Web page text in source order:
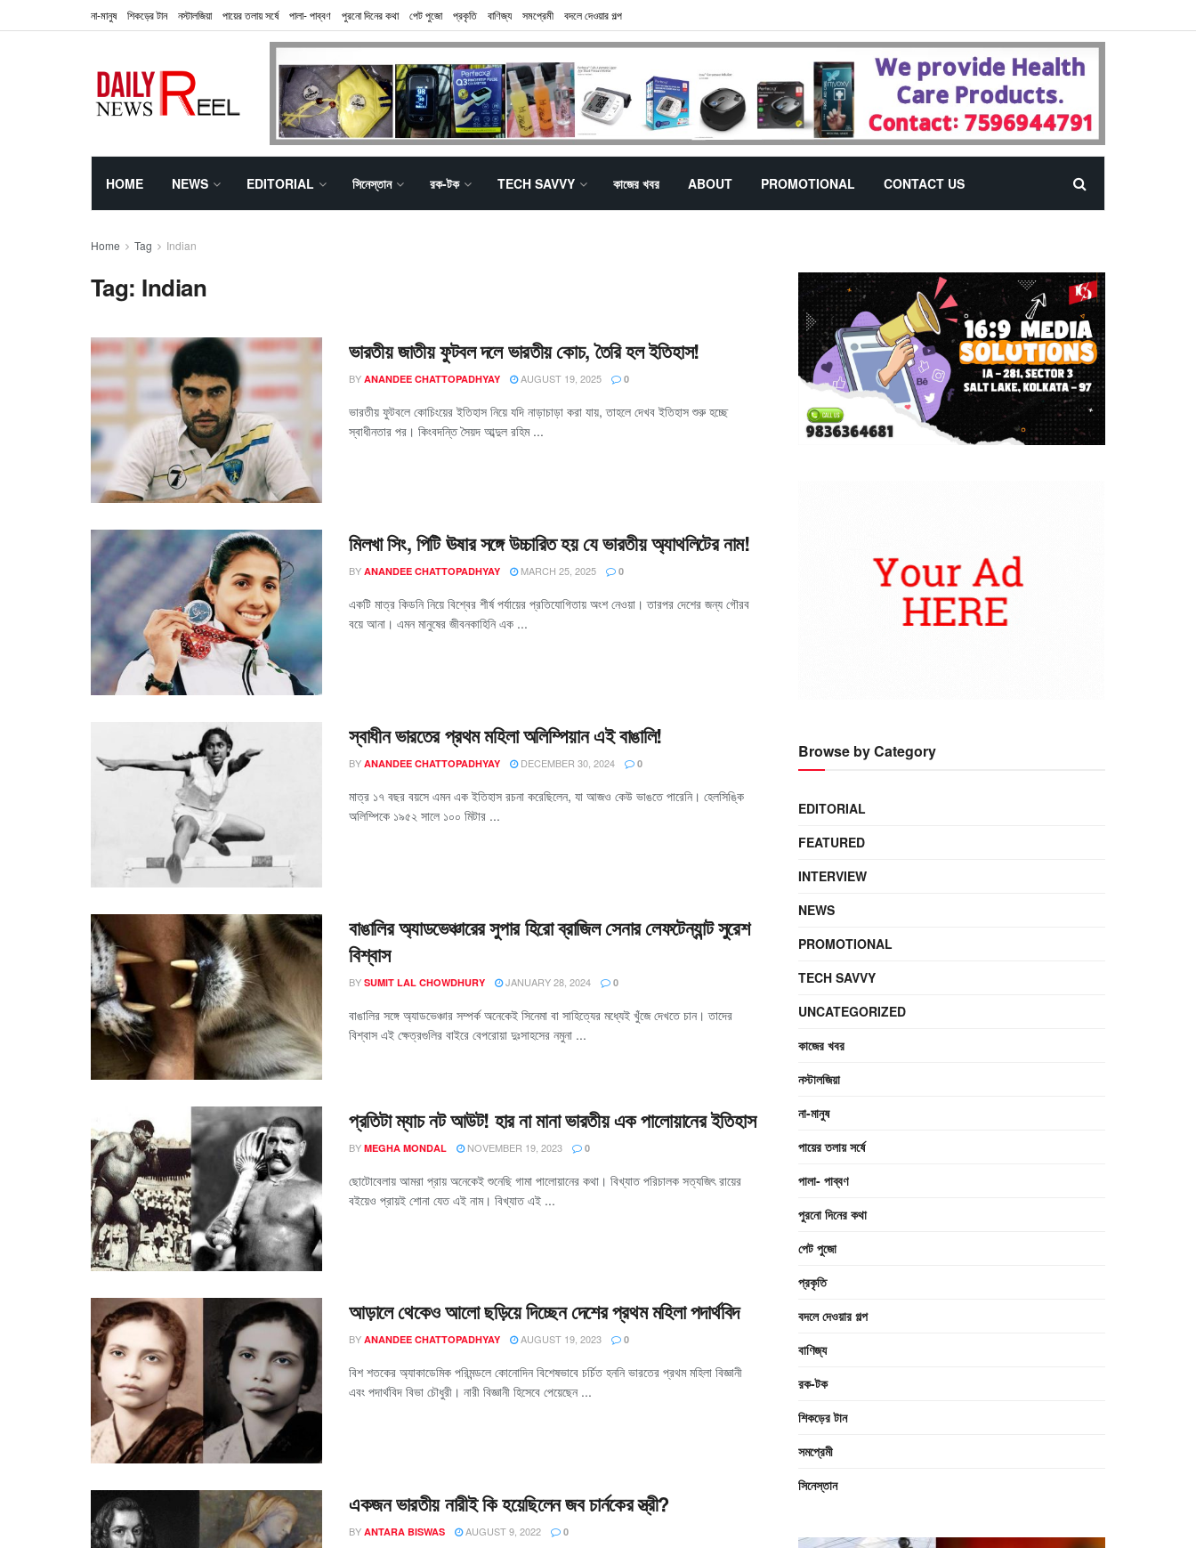
না-মানুষ শিকড়ের টান নস্টালজিয়া পায়ের তলায় সর্ষে পালা- পাব্বণ পুরনো দিনের কথা পেট পুজো প্রকৃতি বাণিজ্য সমপ্রেমী বদলে দেওয়ার গল্প
HOME NEWS EDITORIAL সিনেস্তান রক-টক TECH SAVVY কাজের খবর ABOUT PROMOTIONAL CONTACT US
Home Tag Indian
Tag: Indian
ভারতীয় জাতীয় ফুটবল দলে ভারতীয় কোচ, তৈরি হল ইতিহাস!
BY ANANDEE CHATTOPADHYAY AUGUST 19, 2025 0
ভারতীয় ফুটবলে কোচিংয়ের ইতিহাস নিয়ে যদি নাড়াচাড়া করা যায়, তাহলে দেখব ইতিহাস শুরু হচ্ছে
স্বাধীনতার পর। কিংবদন্তি সৈয়দ আব্দুল রহিম ...
মিলখা সিং, পিটি ঊষার সঙ্গে উচ্চারিত হয় যে ভারতীয় অ্যাথলিটের নাম!
BY ANANDEE CHATTOPADHYAY MARCH 25, 2025 0
একটি মাত্র কিডনি নিয়ে বিশ্বের শীর্ষ পর্যায়ের প্রতিযোগিতায় অংশ নেওয়া। তারপর দেশের জন্য গৌরব
বয়ে আনা। এমন মানুষের জীবনকাহিনি এক ...
স্বাধীন ভারতের প্রথম মহিলা অলিম্পিয়ান এই বাঙালি!
BY ANANDEE CHATTOPADHYAY DECEMBER 30, 2024 0
মাত্র ১৭ বছর বয়সে এমন এক ইতিহাস রচনা করেছিলেন, যা আজও কেউ ভাঙতে পারেনি। হেলসিঙ্কি
অলিম্পিকে ১৯৫২ সালে ১০০ মিটার ...
বাঙালির অ্যাডভেঞ্চারের সুপার হিরো ব্রাজিল সেনার লেফটেন্যান্ট সুরেশ
বিশ্বাস
BY SUMIT LAL CHOWDHURY JANUARY 28, 2024 0
বাঙালির সঙ্গে অ্যাডভেঞ্চার সম্পর্ক অনেকেই সিনেমা বা সাহিত্যের মধ্যেই খুঁজে দেখতে চান। তাদের
বিশ্বাস এই ক্ষেত্রগুলির বাইরে বেপরোয়া দুঃসাহসের নমুনা ...
প্রতিটা ম্যাচ নট আউট! হার না মানা ভারতীয় এক পালোয়ানের ইতিহাস
BY MEGHA MONDAL NOVEMBER 19, 2023 0
ছোটোবেলায় আমরা প্রায় অনেকেই শুনেছি গামা পালোয়ানের কথা। বিখ্যাত পরিচালক সত্যজিৎ রায়ের
বইয়েও প্রায়ই শোনা যেত এই নাম। বিখ্যাত এই ...
আড়ালে থেকেও আলো ছড়িয়ে দিচ্ছেন দেশের প্রথম মহিলা পদার্থবিদ
BY ANANDEE CHATTOPADHYAY AUGUST 19, 2023 0
বিশ শতকের অ্যাকাডেমিক পরিমন্ডলে কোনোদিন বিশেষভাবে চর্চিত হননি ভারতের প্রথম মহিলা বিজ্ঞানী
এবং পদার্থবিদ বিভা চৌধুরী। নারী বিজ্ঞানী হিসেবে পেয়েছেন ...
একজন ভারতীয় নারীই কি হয়েছিলেন জব চার্নকের স্ত্রী?
BY ANTARA BISWAS AUGUST 9, 2022 0
Browse by Category
EDITORIAL
FEATURED
INTERVIEW
NEWS
PROMOTIONAL
TECH SAVVY
UNCATEGORIZED
কাজের খবর
নস্টালজিয়া
না-মানুষ
পায়ের তলায় সর্ষে
পালা- পাব্বণ
পুরনো দিনের কথা
পেট পুজো
প্রকৃতি
বদলে দেওয়ার গল্প
বাণিজ্য
রক-টক
শিকড়ের টান
সমপ্রেমী
সিনেস্তান